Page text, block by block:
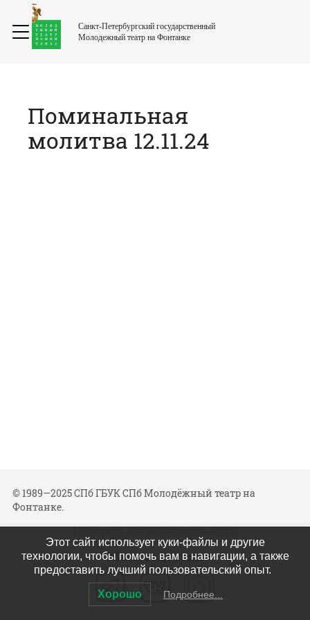
Санкт-Петербургский государственный
Молодежный театр на Фонтанке
Поминальная
молитва 12.11.24
© 1989—2025 СПб ГБУК СПб Молодёжный театр на
Фонтанке.
Политика конфиденциальности
Мы в соцсетях
Этот сайт использует куки-файлы и другие
технологии, чтобы помочь вам в навигации, а также
предоставить лучший пользовательский опыт.
Хорошо Подробнее...